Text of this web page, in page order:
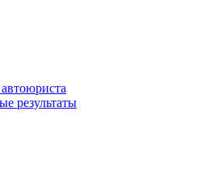
результаты